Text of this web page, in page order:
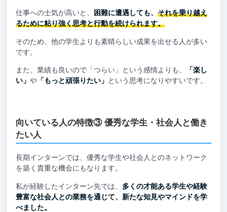
仕事への士気が高いと、 困難に遭遇しても、 それを乗り越え
るために粘り強く思考と行動を続けられます。
そのため、他の学生よりも素晴らしい成果を出せる人が多い
です。
また、業績も良いので「つらい」という感情よりも、
「楽し
い」 や「もっと頑張りたい」 という思考になりやすいです。
向いている人の特徴③ 優秀な学生・社会人と働き
たい人
長期インターンでは、優秀な学生や社会人とのネットワーク
を築く貴重な機会にもなります。
私が経験したインターン先では、 多くの才能ある学生や経験
豊富な社会人との業務を通じて、新たな知見やマインドを学
べました。